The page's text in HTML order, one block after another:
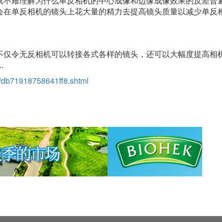
单反相机的镜头上花大量的精力去提高镜头质量以减少单反
令无反相机可以转接各式各样的镜头，还可以大幅度提高相